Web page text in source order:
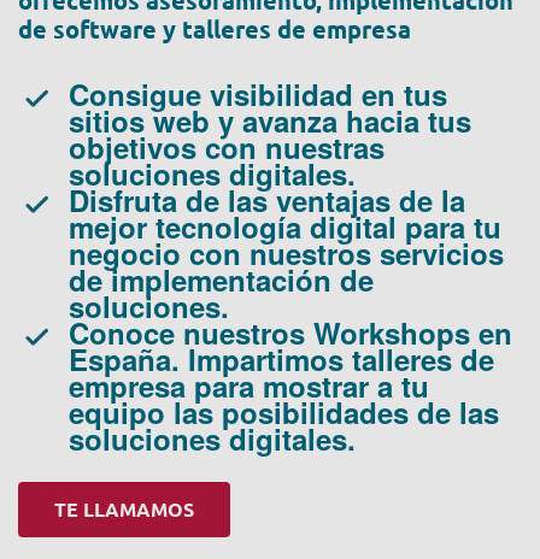
de software y talleres de empresa
Consigue visibilidad en tus
sitios web y avanza hacia tus
objetivos con nuestras
soluciones digitales.
Disfruta de las ventajas de la
mejor tecnología digital para tu
negocio con nuestros servicios
de implementación de
soluciones.
Conoce nuestros Workshops en
España. Impartimos talleres de
empresa para mostrar a tu
equipo las posibilidades de las
soluciones digitales.
TE LLAMAMOS